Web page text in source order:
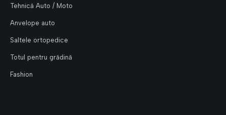
Tehnică Auto / Moto
Anvelope auto
Saltele ortopedice
Totul pentru grădină
Fashion